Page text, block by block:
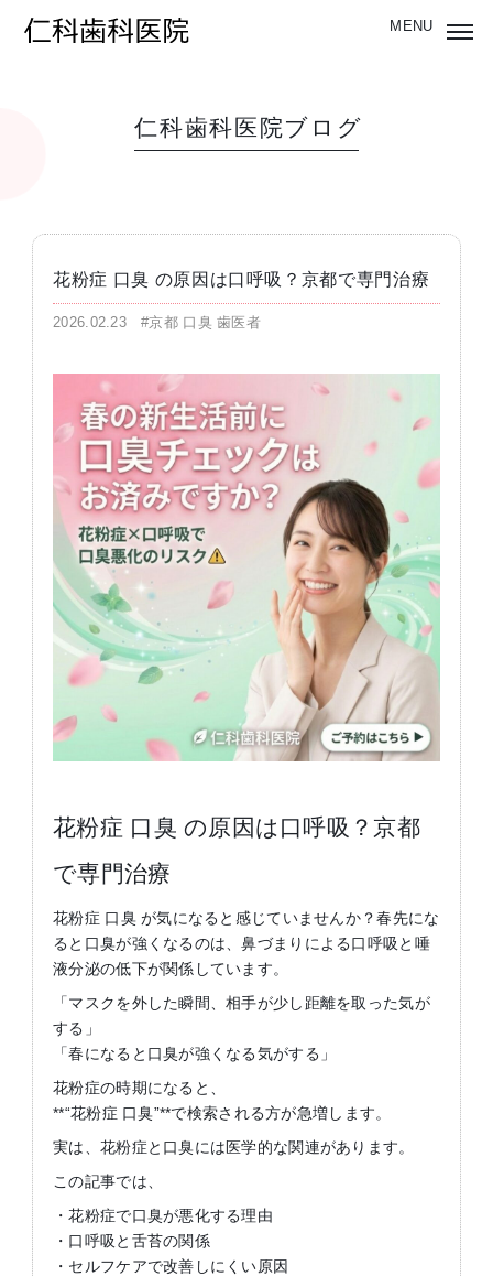
仁科歯科医院ブログ
花粉症 口臭 の原因は口呼吸？京都で専門治療
2026.02.23#京都 口臭 歯医者
花粉症 口臭 の原因は口呼吸？京都
で専門治療
花粉症 口臭 が気になると感じていませんか？春先にな
ると口臭が強くなるのは、鼻づまりによる口呼吸と唾
液分泌の低下が関係しています。
「マスクを外した瞬間、相手が少し距離を取った気が
する」
「春になると口臭が強くなる気がする」
花粉症の時期になると、
**“花粉症 口臭”**で検索される方が急増します。
実は、花粉症と口臭には医学的な関連があります。
この記事では、
・花粉症で口臭が悪化する理由
・口呼吸と舌苔の関係
・セルフケアで改善しにくい原因